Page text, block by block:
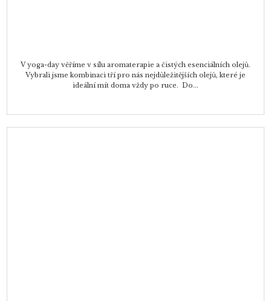
V yoga-day věříme v sílu aromaterapie a čistých esenciálních olejů.
Vybrali jsme kombinaci tří pro nás nejdůležitějších olejů, které je
ideální mít doma vždy po ruce. Do...